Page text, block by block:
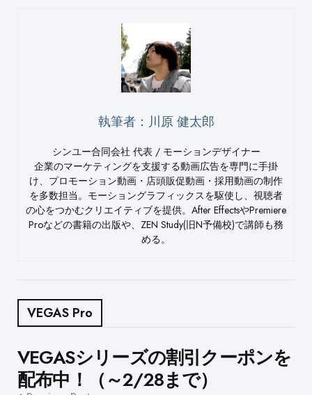
執筆者：川原 健太郎
シンユー合同会社 代表 / モーションデザイナー
企業のマーケティングを支援する動画広告を専門に手掛
け、プロモーション動画・店頭販促動画・採用動画の制作
を多数担当。モーショングラフィックスを駆使し、視聴者
の心をつかむクリエイティブを提供。After EffectsやPremiere
Proなどの書籍の出版や、ZEN Study(旧N予備校)で講師も務
める。
VEGAS Pro
Post
navigation
VEGASシリーズの割引クーポンを
配布中！（～2/28まで）